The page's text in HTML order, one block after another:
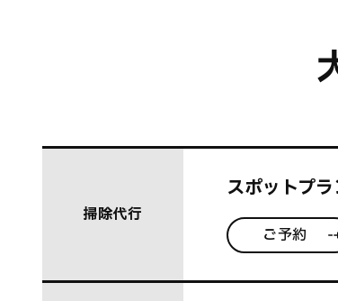
掃除代行
スポットプラ
ご予約